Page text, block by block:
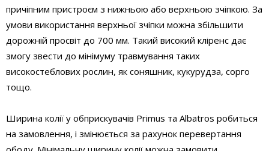
причіпним пристроєм з нижньою або верхньою зчіпкою. За
умови використання верхньої зчіпки можна збільшити
дорожній просвіт до 700 мм. Такий високий кліренс дає
змогу звести до мінімуму травмування таких
високостеблових рослин, як соняшник, кукурудза, сорго
тощо.
Ширина колії у обприскувачів Primus та Albatros робиться
на замовлення, і змінюється за рахунок перевертання